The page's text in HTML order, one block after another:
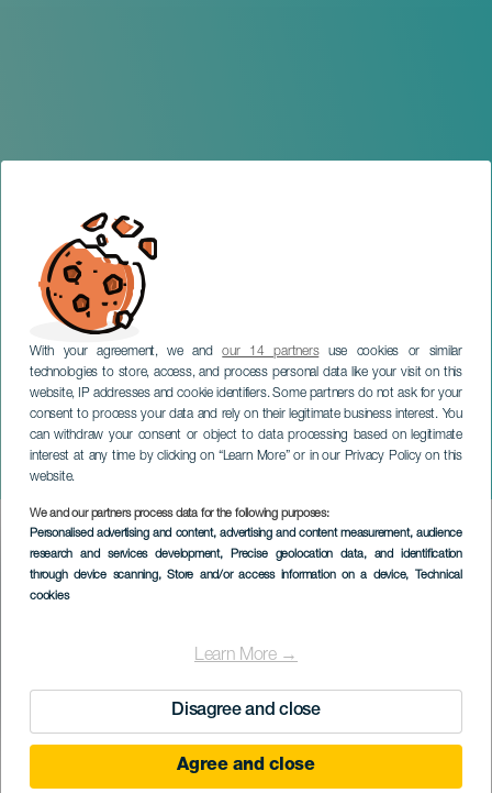
With your agreement, we andour 14 partnersuse cookies or similar
technologies to store, access, and process personal data like your visit on this
website, IP addresses and cookie identifiers. Some partners do not ask for your
consent to process your data and rely on their legitimate business interest. You
can withdraw your consent or object to data processing based on legitimate
interest at any time by clicking on “Learn More” or in our Privacy Policy on this
website.
We and our partners process data for the following purposes:
Personalised advertising and content, advertising and content measurement, audience
research and services development, Precise geolocation data, and identification
through device scanning, Store and/or access information on a device, Technical
cookies
Learn More →
Disagree and close
Agree and close
Koncert Pasión Vega
TENERIFE
Imagen
Listado